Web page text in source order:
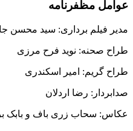
عوامل مظفرنامه
مدیر فیلم برداری: سید محسن
طراح صحنه: نوید فرح مرزی
طراح گریم: امیر اسکندری
صدابردار: رضا اردلان
عکاس: سحاب زری باف و بابک